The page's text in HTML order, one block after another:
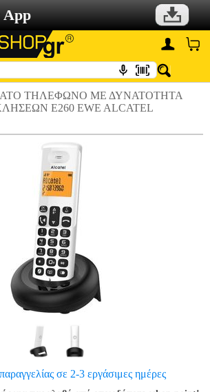
App
ΤΗΛΕΦΩΝΟ ΜΕ ΔΥΝΑΤΟΤΗΤΑ
E260 EWE ALCATEL
σε 2-3 εργάσιμες ημέρες